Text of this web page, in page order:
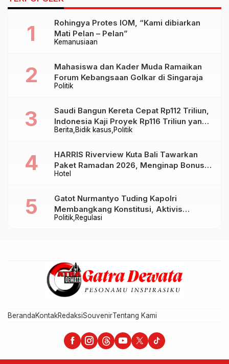
Pariwisata Bali
Kemanusiaan
Rohingya Protes IOM, “Kami dibiarkan
Mati Pelan – Pelan”
Politik
Mahasiswa dan Kader Muda Ramaikan
Forum Kebangsaan Golkar di Singaraja
Berita Bidik kasus Politik
Saudi Bangun Kereta Cepat Rp112 Triliun,
Indonesia Kaji Proyek Rp116 Triliun yang
Baru Sampai Bandung
Hotel
HARRIS Riverview Kuta Bali Tawarkan
Paket Ramadan 2026, Menginap Bonus
Takjil hingga Bukber Mulai Rp88.888
Politik Regulasi
Gatot Nurmantyo Tuding Kapolri
Membangkang Konstitusi, Aktivis
Tegaskan Polri Tak Punya Sejarah
BerandaKontakRedaksiSouvenirTentang Kami